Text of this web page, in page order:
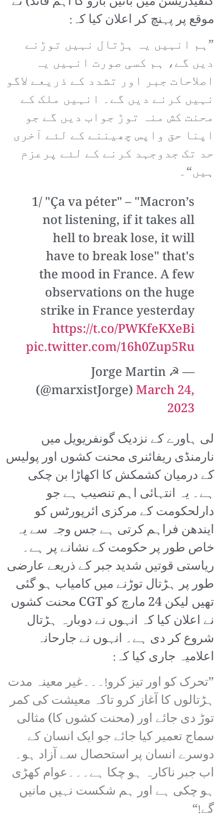
موقع پر پہنچ کر اعلان کیا کہ:
”ہم انہیں یہ ہڑتال نہیں توڑنے
دیں گے، ہم کسی صورت انہیں یہ
اصلاحات جبر اور تشدد کے ذریعے لاگو
نہیں کرنے دیں گے۔ انہیں ملک کے
محنت کش منہ توڑ جواب دیں گے جو
اپنا حق واپس چھیننے کے لئے آخری
حد تک جدوجہد کرنے کے لئے پرعزم
ہیں“۔
1/ "Ça va péter" – "Macron’s
not listening, if it takes all
hell to break lose, it will
have to break lose" that's
the mood in France. A few
observations on the huge
strike in France yesterday
https://t.co/PWKfeKXeBi
pic.twitter.com/16h0Zup5Ru
— Jorge Martin ☭
(@marxistJorge)March 24,
2023
لی ہاورے کے نزدیک گونفریویل میں
نارمنڈی ریفائنری محنت کشوں اور پولیس
کے درمیان کشمکش کا اکھاڑا بن چکی
ہے۔ یہ انتہائی اہم تنصیب ہے جو
دارلحکومت کے مرکزی ائرپورٹس کو
ایندھن فراہم کرتی ہے جس وجہ سے یہ
خاص طور پر حکومت کے نشانے پر ہے۔
ریاستی قوتیں شدید جبر کے ذریعے عارضی
طور پر ہڑتال توڑنے میں کامیاب ہو گئی
تھیں لیکن 24 مارچ کو CGT محنت کشوں
نے اعلان کیا کہ انہوں نے دوبارہ ہڑتال
شروع کر دی ہے۔ انہوں نے جارحانہ
اعلامیہ جاری کیا کہ:
”تحرک کو اور تیز کرو!۔۔۔غیر معینہ مدت
ہڑتالوں کا آغاز کرو تاکہ معیشت کی کمر
توڑ دی جائے اور (محنت کشوں کا) مثالی
سماج تعمیر کیا جائے جو ایک انسان کے
دوسرے انسان پر استحصال سے آزاد ہو۔
اب جبر ناکارہ ہو چکا ہے۔۔۔عوام کھڑی
ہو چکی ہے اور ہم شکست نہیں مانیں
گے!“